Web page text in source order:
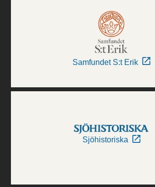
Samfundet S:t Erik
Sjöhistoriska